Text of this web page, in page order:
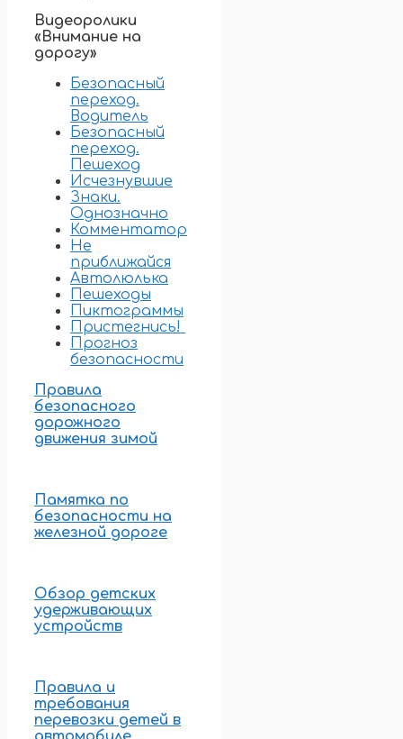
Видеоролики
«Внимание на
дорогу»
Безопасный
переход.
Водитель
Безопасный
переход.
Пешеход
Исчезнувшие
Знаки.
Однозначно
Комментатор
Не
приближайся
Автолюлька
Пешеходы
Пиктограммы
Пристегнись!
Прогноз
безопасности
Правила
безопасного
дорожного
движения зимой
Памятка по
безопасности на
железной дороге
Обзор детских
удерживающих
устройств
Правила и
требования
перевозки детей в